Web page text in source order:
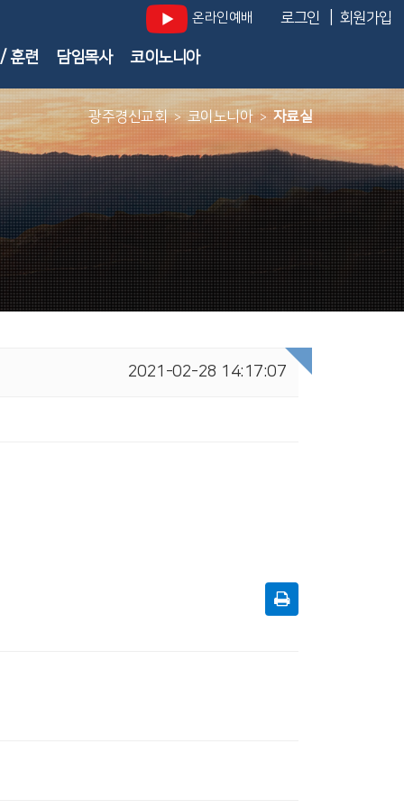
훈련 담임목사 코이노니아
온라인예배 로그인 회원가입
광주경신교회> 코이노니아> 자료실
2021-02-28 14:17:07